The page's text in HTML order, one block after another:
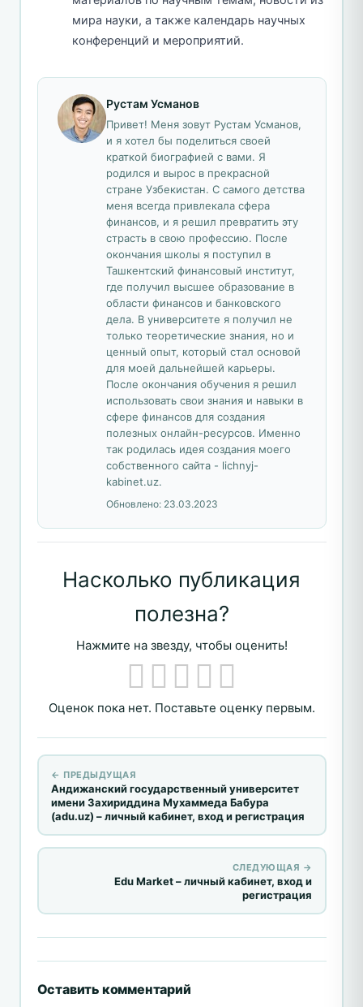
мира науки, а также календарь научных
конференций и мероприятий.
Рустам Усманов
Привет! Меня зовут Рустам Усманов,
и я хотел бы поделиться своей
краткой биографией с вами. Я
родился и вырос в прекрасной
стране Узбекистан. С самого детства
меня всегда привлекала сфера
финансов, и я решил превратить эту
страсть в свою профессию. После
окончания школы я поступил в
Ташкентский финансовый институт,
где получил высшее образование в
области финансов и банковского
дела. В университете я получил не
только теоретические знания, но и
ценный опыт, который стал основой
для моей дальнейшей карьеры.
После окончания обучения я решил
использовать свои знания и навыки в
сфере финансов для создания
полезных онлайн-ресурсов. Именно
так родилась идея создания моего
собственного сайта - lichnyj-
kabinet.uz.
Обновлено: 23.03.2023
Насколько публикация
полезна?
Нажмите на звезду, чтобы оценить!
Оценок пока нет. Поставьте оценку первым.
← ПРЕДЫДУЩАЯ
Андижанский государственный университет
имени Захириддина Мухаммеда Бабура
(adu.uz) – личный кабинет, вход и регистрация
СЛЕДУЮЩАЯ →
Edu Market – личный кабинет, вход и
регистрация
Оставить комментарий